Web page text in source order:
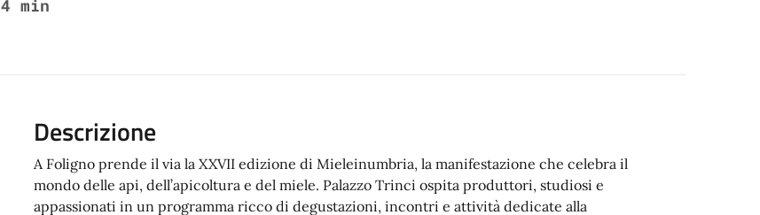
4 min
Descrizione
A Foligno prende il via la XXVII edizione di Mieleinumbria, la manifestazione che celebra il
mondo delle api, dell’apicoltura e del miele. Palazzo Trinci ospita produttori, studiosi e
appassionati in un programma ricco di degustazioni, incontri e attività dedicate alla